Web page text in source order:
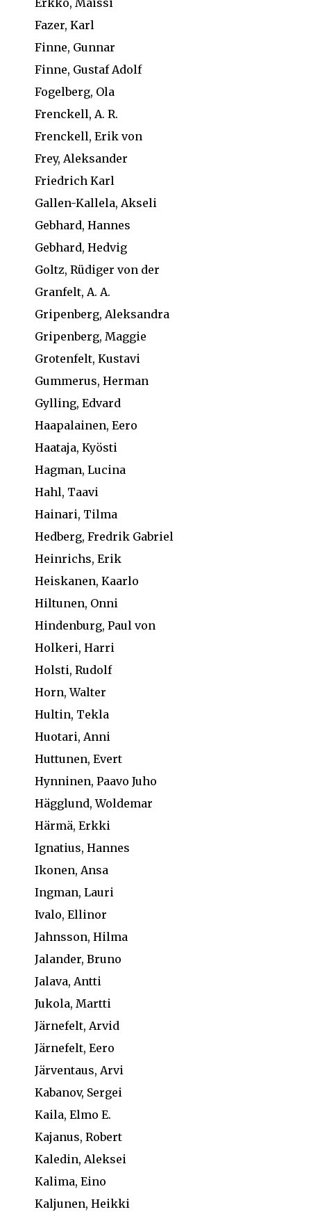
Erkko, Maissi
Fazer, Karl
Finne, Gunnar
Finne, Gustaf Adolf
Fogelberg, Ola
Frenckell, A. R.
Frenckell, Erik von
Frey, Aleksander
Friedrich Karl
Gallen-Kallela, Akseli
Gebhard, Hannes
Gebhard, Hedvig
Goltz, Rüdiger von der
Granfelt, A. A.
Gripenberg, Aleksandra
Gripenberg, Maggie
Grotenfelt, Kustavi
Gummerus, Herman
Gylling, Edvard
Haapalainen, Eero
Haataja, Kyösti
Hagman, Lucina
Hahl, Taavi
Hainari, Tilma
Hedberg, Fredrik Gabriel
Heinrichs, Erik
Heiskanen, Kaarlo
Hiltunen, Onni
Hindenburg, Paul von
Holkeri, Harri
Holsti, Rudolf
Horn, Walter
Hultin, Tekla
Huotari, Anni
Huttunen, Evert
Hynninen, Paavo Juho
Hägglund, Woldemar
Härmä, Erkki
Ignatius, Hannes
Ikonen, Ansa
Ingman, Lauri
Ivalo, Ellinor
Jahnsson, Hilma
Jalander, Bruno
Jalava, Antti
Jukola, Martti
Järnefelt, Arvid
Järnefelt, Eero
Järventaus, Arvi
Kabanov, Sergei
Kaila, Elmo E.
Kajanus, Robert
Kaledin, Aleksei
Kalima, Eino
Kaljunen, Heikki